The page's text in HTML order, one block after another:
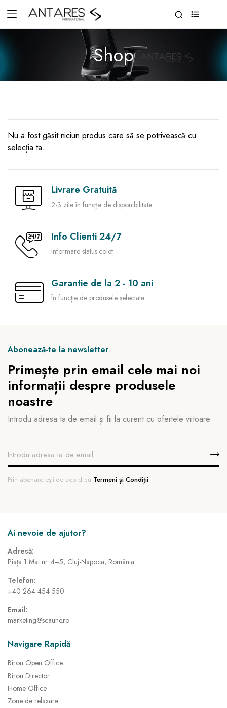
Shop
Nu a fost găsit niciun produs care să se potrivească cu
selecția ta.
Livrare Gratuită
2-3 zile în funcție de disponibilitate
Info Clienti 24/7
Informare status colet
Garantie de la 2 - 10 ani
În funcție de produsele selectate
Abonează-te la newsletter
Primește prin email cele mai noi
informații despre produsele
noastre
Introdu adresa ta de email și fii la curent cu ofertele viitoare
Prin abonare ești de acord cu Termeni și Condiții
Ai nevoie de ajutor?
Adresă:
Piața 1 Mai nr. 4–5, Cluj-Napoca, România
Telefon:
+40 264 454 550
Email:
marketing@scaune.ro
Navigare Rapidă
Birou Open Office
Birou Director
Home Office
Zone de relaxare